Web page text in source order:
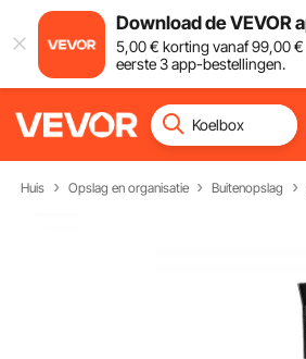
Download de VEVOR
5,00€ korting vanaf99,00€
eerste 3 app-bestellingen.
Huis Opslag en organisatie Buitenopslag